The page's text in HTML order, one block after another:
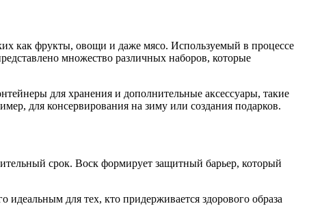
как фрукты, овощи и даже мясо. Используемый в процессе
множество различных наборов, которые
для хранения и дополнительные аксессуары, такие
для консервирования на зиму или создания подарков.
срок. Воск формирует защитный барьер, который
для тех, кто придерживается здорового образа